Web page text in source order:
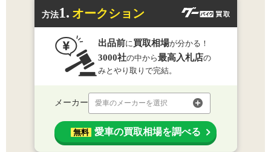
方法1. オークション
出品前に 買取相場が分かる！
3000社の中から最高入札店の
みとやり取りで完結。
メーカー 愛車のメーカーを選択
無料 愛車の買取相場を調べる